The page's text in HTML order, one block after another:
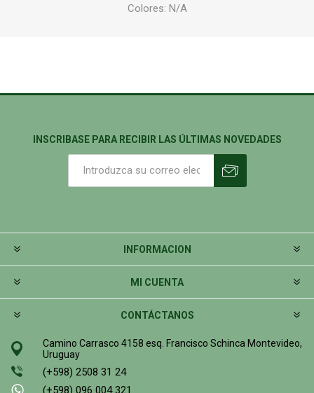
Colores: N/A
INSCRIBASE PARA RECIBIR LAS ÚLTIMAS NOVEDADES
INFORMACION
MI CUENTA
CONTÁCTANOS
Camino Carrasco 4158 esq. Francisco Schinca Montevideo,
Uruguay
(+598) 2508 31 24